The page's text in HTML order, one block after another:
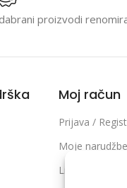
proizvodi
Moj račun
Prijava /
Moje narudžbe
Lista želja